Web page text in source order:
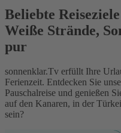
Beliebte
Weiße Strände,
pur
sonnenklar.Tv erfüllt Ihre
Ferienzeit. Entdecken Sie
Pauschalreise und genießen
auf den Kanaren, in der
sein?